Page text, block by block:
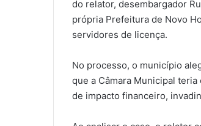
do relator, desembargador
própria Prefeitura de Novo
servidores de licença.
No processo, o município
que a Câmara Municipal
de impacto financeiro,